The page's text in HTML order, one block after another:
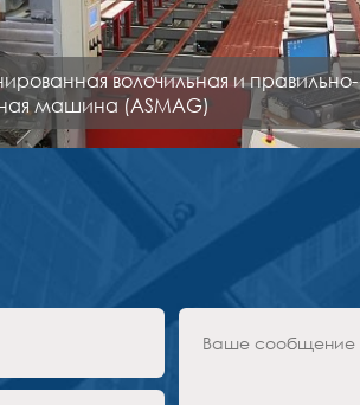
волочильная и правильно-
машина (ASMAG)